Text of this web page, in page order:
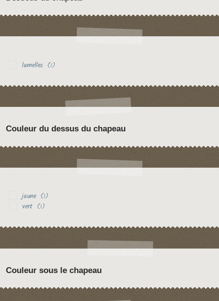
lamelles (1)
Couleur du dessus du chapeau
jaune (1)
vert (1)
Couleur sous le chapeau